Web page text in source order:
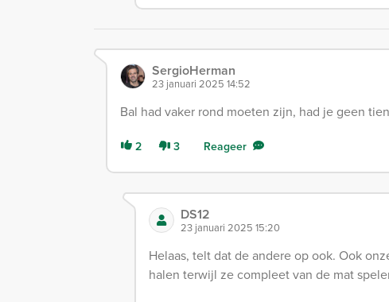
SergioHerman
23 januari 2025 14:52
Bal had vaker rond moeten zijn, had je geen
2 3 Reageer
DS12
23 januari 2025 15:20
Helaas, telt dat de andere op ook. Ook
halen terwijl ze compleet van de mat